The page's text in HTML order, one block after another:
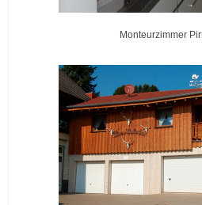
Monteurzimmer